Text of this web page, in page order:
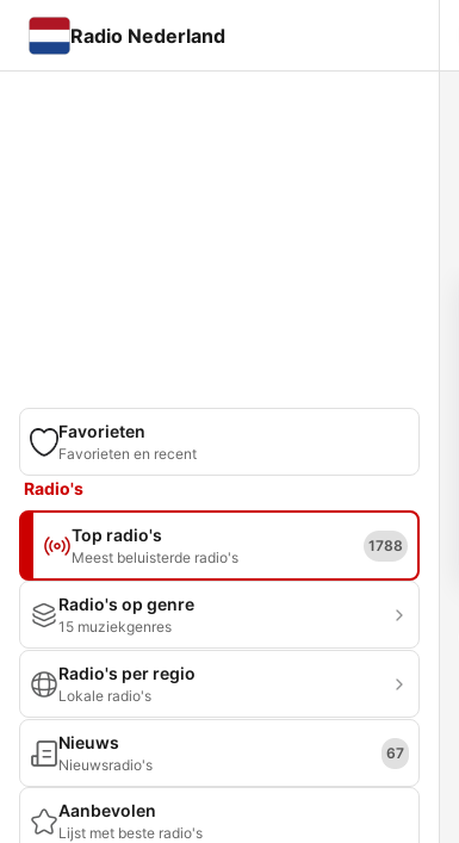
Radio Nederland
Favorieten
Favorieten en recent
Radio's
Top radio's
Meest beluisterde radio's
1788
Radio's op genre
15 muziekgenres
Radio's per regio
Lokale radio's
Nieuws
Nieuwsradio's
67
Aanbevolen
Lijst met beste radio's